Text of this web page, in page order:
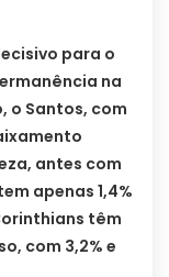
para o
na
o Santos, com
antes com
apenas 1,4%
têm
com 3,2% e